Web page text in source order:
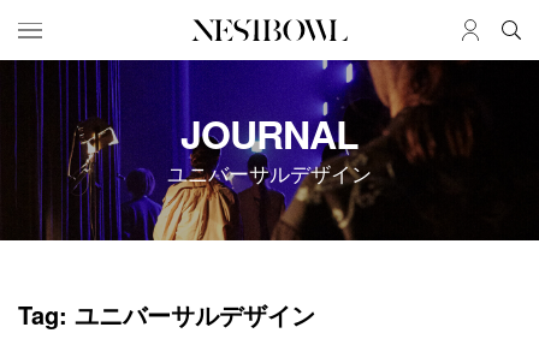
HOME
求人検索
新着求人
ブランド一覧
インタビュー
コラボ募集一覧
JOURNAL
ユニバーサルデザイン
Tag: ユニバーサルデザイン